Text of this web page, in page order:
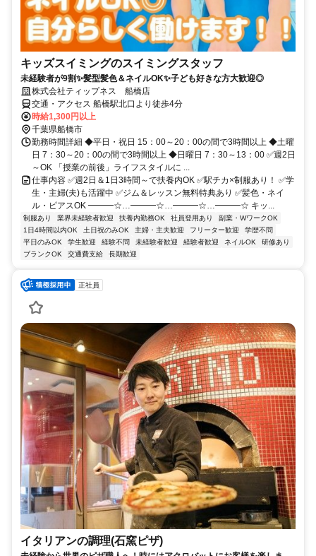
キッズスイミングのスイミングスタッフ
未経験者が9割✨髪型髪色＆ネイルOK✨子ども好きな方大歓迎◎
株式会社ティップネス 船橋店
交通・アクセス 船橋駅北口より徒歩4分
時給1,300円以上
千葉県船橋市
勤務時間詳細 ◆平日・祝日 15：00～20：00の間で3時間以上 ◆土曜
日 7：30～20：00の間で3時間以上 ◆日曜日 7：30～13：00 ✅週2日
～OK 「授業の前後」ライフスタイルに ...
仕事内容 ✅週2日＆1日3時間～で扶養内OK ✅駅チカ×制服あり！ ✅学
生・主婦(夫)も活躍中 ✅ジム＆レッスン無料特典あり ✅髪色・ネイ
ル・ピアスOK ━━━☆…━━━☆…━━━☆…━━━☆ キッ...
制服あり 業界未経験者歓迎 扶養内勤務OK 社員登用あり
副業・WワークOK
1日4時間以内OK
土日祝のみOK 主婦・主夫歓迎 フリーター歓迎
学歴不問
平日のみOK
学生歓迎 経験不問 未経験者歓迎 経験者歓迎 ネイルOK
研修あり
ブランクOK
交通費支給 長期歓迎
正社員
イタリアンの調理(石窯ピザ)